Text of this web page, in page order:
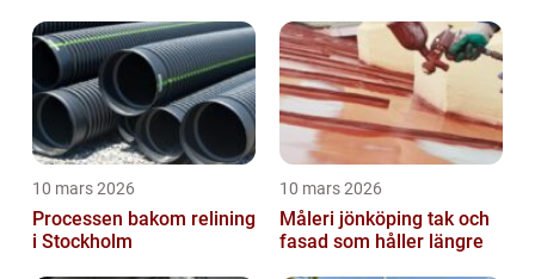
10 mars 2026
Processen bakom relining
i Stockholm
10 mars 2026
Måleri jönköping tak och
fasad som håller längre